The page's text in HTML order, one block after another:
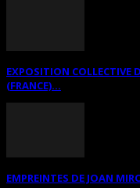
EXPOSITION COLLECTIVE
(FRANCE)...
EMPREINTES DE JOAN